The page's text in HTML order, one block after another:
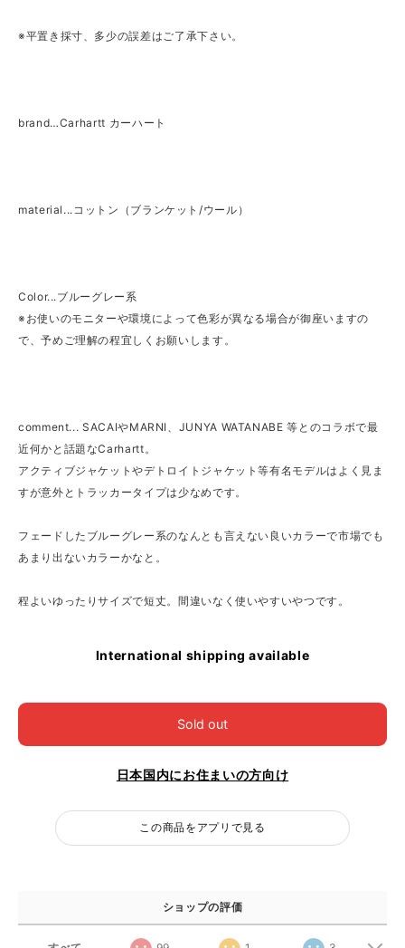
※平置き採寸、多少の誤差はご了承下さい。
brand…Carhartt カーハート
material...コットン（ブランケット/ウール）
Color...ブルーグレー系
※お使いのモニターや環境によって色彩が異なる場合が御座いますの
で、予めご理解の程宜しくお願いします。
comment... SACAIやMARNI、JUNYA WATANABE 等とのコラボで最
近何かと話題なCarhartt。
アクティブジャケットやデトロイトジャケット等有名モデルはよく見ま
すが意外とトラッカータイプは少なめです。
フェードしたブルーグレー系のなんとも言えない良いカラーで市場でも
あまり出ないカラーかなと。
程よいゆったりサイズで短丈。間違いなく使いやすいやつです。
International shipping available
Sold out
日本国内にお住まいの方向け
この商品をアプリで見る
ショップの評価